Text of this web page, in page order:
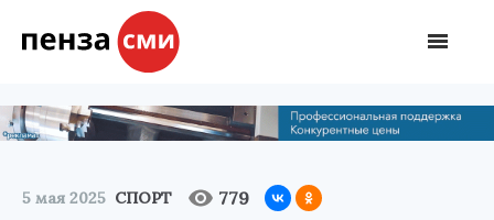
5 мая 2025 СПОРТ 779